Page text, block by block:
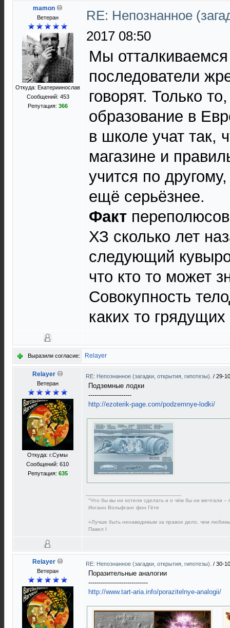
mamon
Ветеран
Откуда: Екатериинослав
Сообщений: 453
Репутация: 366
RE: Непознанное
2017 08:50
Мы
последователи
говорят. Только
образование в
в школе учат так,
магазине и
учится по
ещё серьёзнее.
Факт
ХЗ сколько лет
следующий
что кто то может
Совокупность
каких то
Выразили согласие: Relayer
Relayer
Ветеран
Откуда: г.Сумы
Сообщений: 610
Репутация: 635
RE: Непознанное (загадки, открытия, гипотезы). / 29-
Подземные лодки
---------------------
http://ezoterik-page.com/podzemnye-lodki/
"Что бы вы ни хотели сделать и о чём бы ни мечтали –
Иоганн Вольфганг фон Гёте
«Лучше быть ненавидимым за правое дело, чем
Павел I
Relayer
Ветеран
RE: Непознанное (загадки, открытия, гипотезы). / 30-
Поразительные аналогии
-----------------------------
http://www.tart-aria.info/porazitelnye-analogii/